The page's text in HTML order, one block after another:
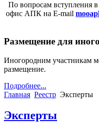
По вопросам вступления
офис АПК на E-mail
Размещение для
Иногородним участникам
размещение.
Подробнее...
Главная Реестр Эксперты
Эксперты